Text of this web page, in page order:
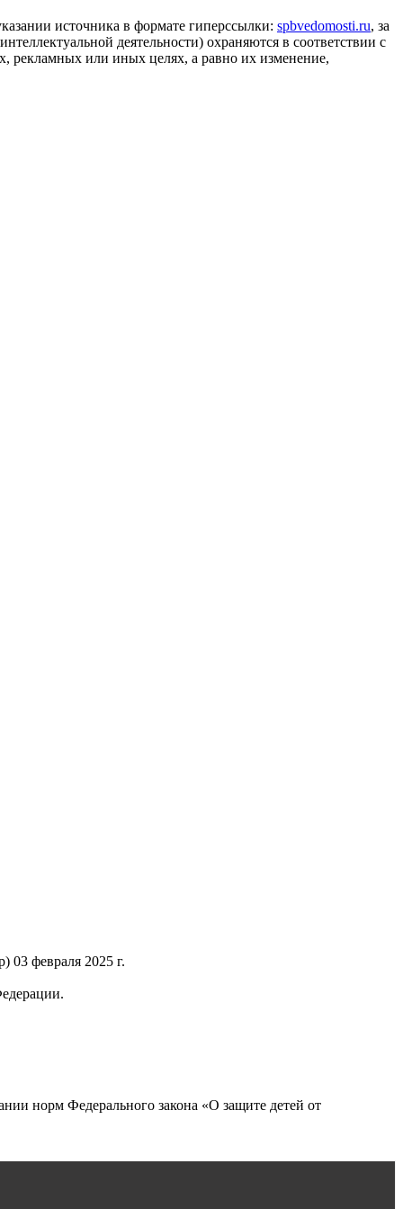
источника в формате гиперссылки: spbvedomosti.ru, за
деятельности) охраняются в соответствии с
рекламных или иных целях, а равно их изменение,
03 февраля 2025 г.
норм Федерального закона «О защите детей от